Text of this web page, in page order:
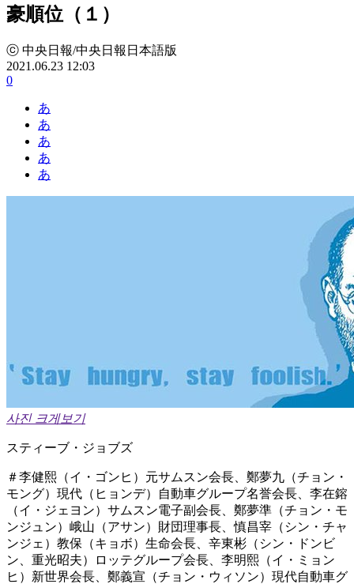
豪順位（１）
ⓒ 中央日報/中央日報日本語版
2021.06.23 12:03
0
あ
あ
あ
あ
あ
사진 크게보기
スティーブ・ジョブズ
＃李健熙（イ・ゴンヒ）元サムスン会長、鄭夢九（チョン・
モング）現代（ヒョンデ）自動車グループ名誉会長、李在鎔
（イ・ジェヨン）サムスン電子副会長、鄭夢準（チョン・モ
ンジュン）峨山（アサン）財団理事長、慎昌宰（シン・チャ
ンジェ）教保（キョボ）生命会長、辛東彬（シン・ドンビ
ン、重光昭夫）ロッテグループ会長、李明熙（イ・ミョン
ヒ）新世界会長、鄭義宣（チョン・ウィソン）現代自動車グ